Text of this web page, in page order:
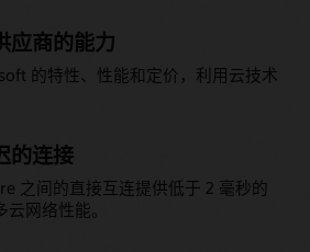
应商的能力
的特性、性能和定价，利用云技术
的连接
之间的直接互连提供低于 2 毫秒的
网络性能。